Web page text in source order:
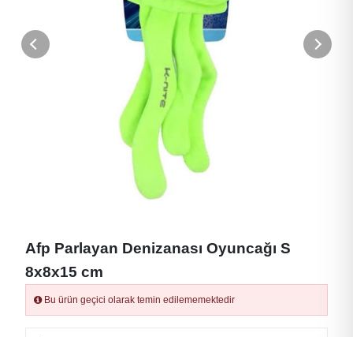
Afp Parlayan Denizanası Oyuncağı S
8x8x15 cm
Bu ürün geçici olarak temin edilememektedir